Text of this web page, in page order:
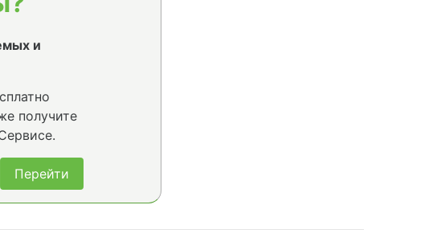
и
получите
Перейти